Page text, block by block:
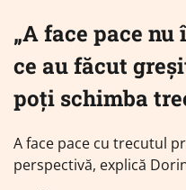
„A face pace
ce au făcut
poți schimba
A face pace cu trecutul
perspectivă, explică